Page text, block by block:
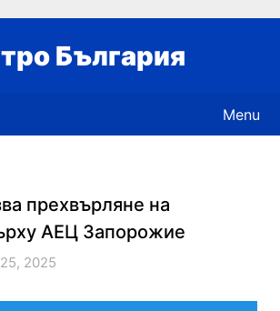
България
Menu
прехвърляне на
АЕЦ Запорожие
2025